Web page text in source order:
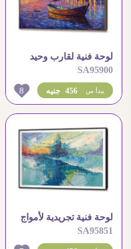
لوحة فنية لقارب وحيد
عند الغروب الساحر
SA95900
456 جنيه يبدأ من 8
لوحة فنية تجريدية لأمواج
عاتية تصطدم بالمدينة
SA95851